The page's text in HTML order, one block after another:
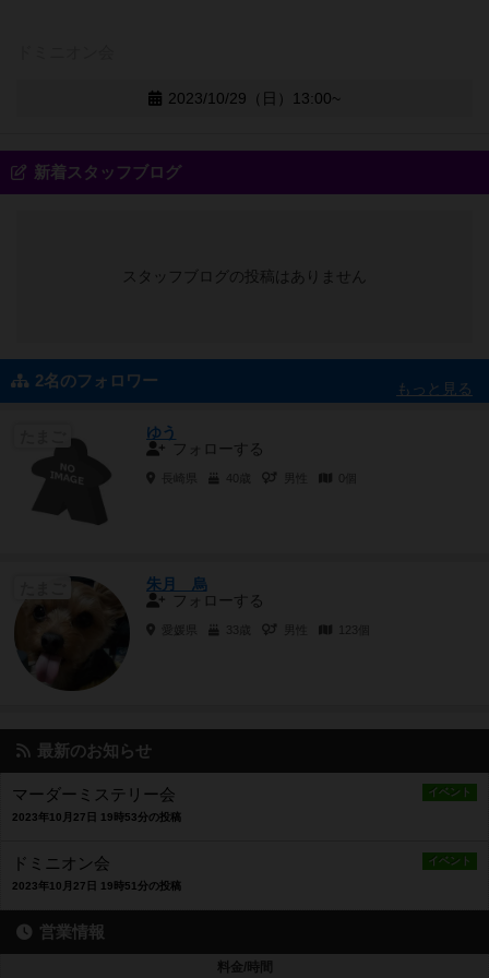
2023/10/29（日）13:00~
新着スタッフブログ
スタッフブログの投稿はありません
2名のフォロワー もっと見る
ゆう
フォローする
朱月 烏
フォローする
33歳 123個
最新のお知らせ
イベント
マーダーミステリー会
2023年10月27日 19時53分の投稿
イベント
ドミニオン会
2023年10月27日 19時51分の投稿
営業情報
料金/時間